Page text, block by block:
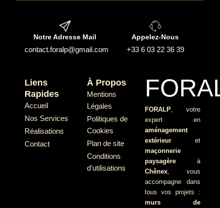
Notre Adresse Mail
contact.foralp@gmail.com
Appelez-Nous
+33 6 03 22 36 39
Liens
Rapides
Accueil
Nos Services
Réalisations
Contact
À Propos
Mentions
Légales
Politiques de
Cookies
Plan de site
Conditions
d’utilisations
FORALP, votre
expert en
aménagement
extérieuret
maçonnerie
paysagèreà
Chênex, vous
accompagne dans
tous vos projets :
murs de